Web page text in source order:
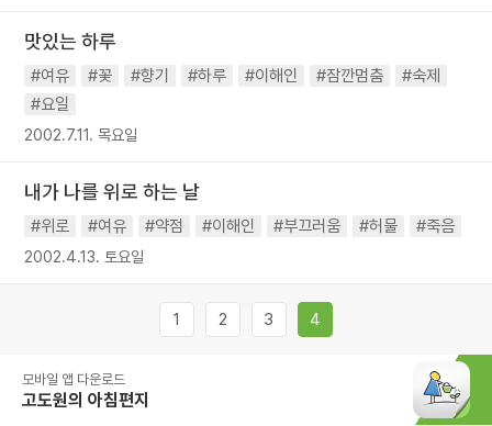
맛있는 하루
#여유 #꽃 #향기 #하루 #이해인 #잠깐멈춤
#숙제
#요일
2002.7.11. 목요일
내가 나를 위로 하는 날
#위로 #여유 #약점 #이해인 #부끄러움 #허물 #죽음
2002.4.13. 토요일
1 2 3 4
모바일 앱 다운로드
고도원의 아침편지